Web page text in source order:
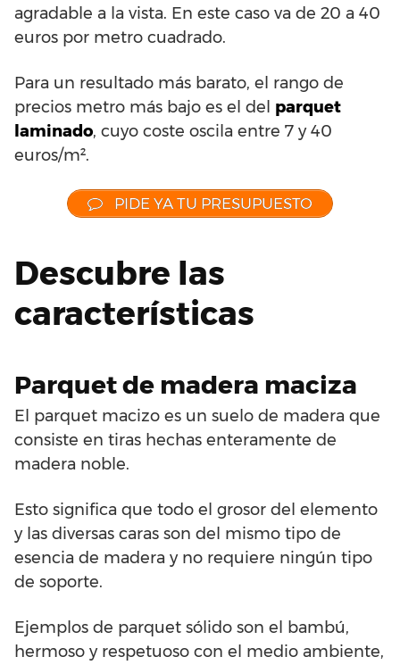
agradable a la vista. En este caso va de 20 a 40
euros por metro cuadrado.
Para un resultado más barato, el rango de
precios metro más bajo es el del parquet
laminado, cuyo coste oscila entre 7 y 40
euros/m².
PIDE YA TU PRESUPUESTO
Descubre las
características
Parquet de madera maciza
El parquet macizo es un suelo de madera que
consiste en tiras hechas enteramente de
madera noble.
Esto significa que todo el grosor del elemento
y las diversas caras son del mismo tipo de
esencia de madera y no requiere ningún tipo
de soporte.
Ejemplos de parquet sólido son el bambú,
hermoso y respetuoso con el medio ambiente,